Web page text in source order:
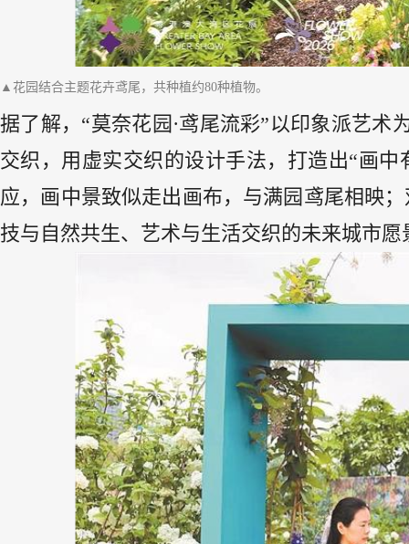
▲花园结合主题花卉鸢尾，共种植约80种植物。
据了解，“莫奈花园·鸢尾流彩”以印象派艺
交织，用虚实交织的设计手法，打造出“画
应，画中景致似走出画布，与满园鸢尾相映
技与自然共生、艺术与生活交织的未来城市